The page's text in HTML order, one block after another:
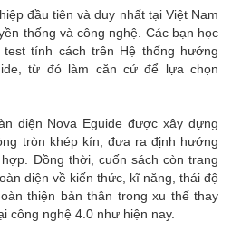
đầu tiên và duy nhất tại Việt Nam
thống và công nghệ. Các bạn học
tính cách trên Hệ thống hướng
từ đó làm căn cứ để lựa chọn
diện Nova Eguide được xây dựng
tròn khép kín, đưa ra định hướng
Đồng thời, cuốn sách còn trang
diện về kiến thức, kĩ năng, thái độ
thiện bản thân trong xu thế thay
công nghệ 4.0 như hiện nay.